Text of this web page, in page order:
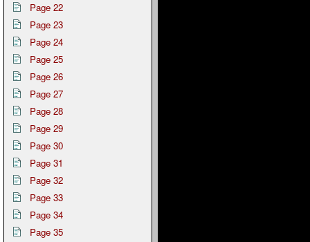
Page 22
Page 23
Page 24
Page 25
Page 26
Page 27
Page 28
Page 29
Page 30
Page 31
Page 32
Page 33
Page 34
Page 35